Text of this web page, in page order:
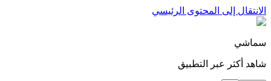
الانتقال إلى المحتوى الرئيسي
سماشي
شاهد أكثر عبر التطبيق